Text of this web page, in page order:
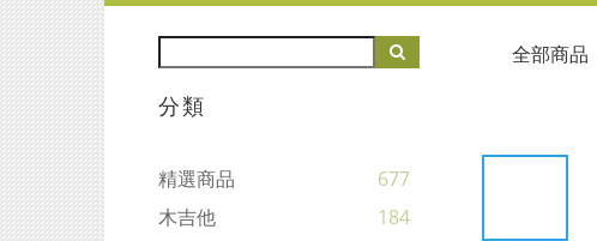
分類
精選商品
677
木吉他
184
全部商品